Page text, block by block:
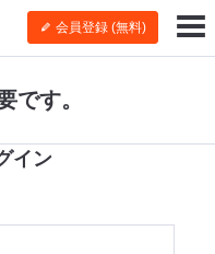
会員登録 (無料)
です。
イン